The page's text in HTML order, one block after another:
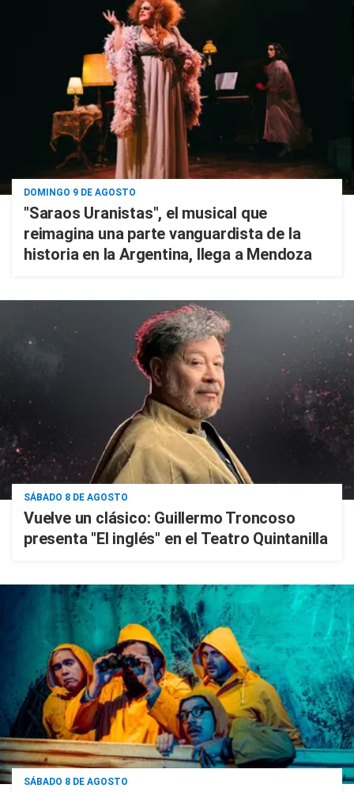
DOMINGO 9 DE AGOSTO
"Saraos Uranistas", el musical que
reimagina una parte vanguardista de la
historia en la Argentina, llega a Mendoza
SÁBADO 8 DE AGOSTO
Vuelve un clásico: Guillermo Troncoso
presenta "El inglés" en el Teatro Quintanilla
SÁBADO 8 DE AGOSTO